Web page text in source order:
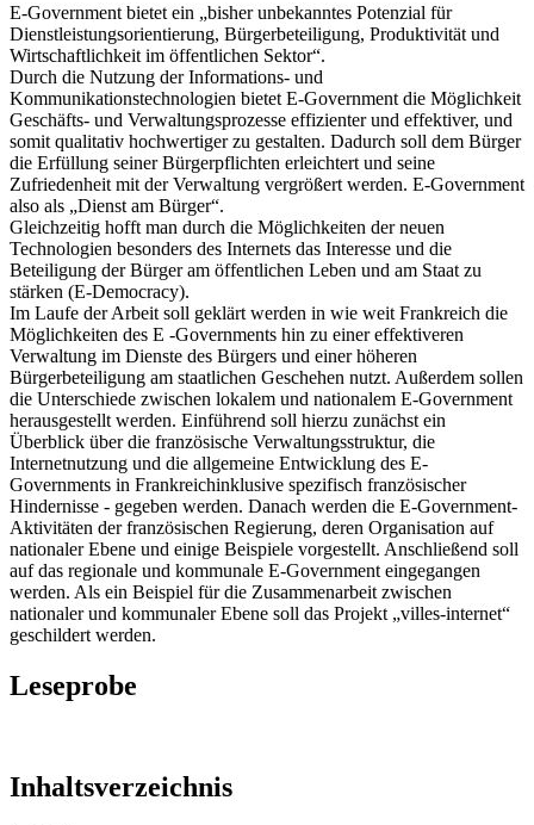
E-Government bietet ein „bisher unbekanntes Potenzial für
Dienstleistungsorientierung, Bürgerbeteiligung, Produktivität und
Wirtschaftlichkeit im öffentlichen Sektor“.
Durch die Nutzung der Informations- und
Kommunikationstechnologien bietet E-Government die Möglichkeit
Geschäfts- und Verwaltungsprozesse effizienter und effektiver, und
somit qualitativ hochwertiger zu gestalten. Dadurch soll dem Bürger
die Erfüllung seiner Bürgerpflichten erleichtert und seine
Zufriedenheit mit der Verwaltung vergrößert werden. E-Government
also als „Dienst am Bürger“.
Gleichzeitig hofft man durch die Möglichkeiten der neuen
Technologien besonders des Internets das Interesse und die
Beteiligung der Bürger am öffentlichen Leben und am Staat zu
stärken (E-Democracy).
Im Laufe der Arbeit soll geklärt werden in wie weit Frankreich die
Möglichkeiten des E -Governments hin zu einer effektiveren
Verwaltung im Dienste des Bürgers und einer höheren
Bürgerbeteiligung am staatlichen Geschehen nutzt. Außerdem sollen
die Unterschiede zwischen lokalem und nationalem E-Government
herausgestellt werden. Einführend soll hierzu zunächst ein
Überblick über die französische Verwaltungsstruktur, die
Internetnutzung und die allgemeine Entwicklung des E-
Governments in Frankreichinklusive spezifisch französischer
Hindernisse - gegeben werden. Danach werden die E-Government-
Aktivitäten der französischen Regierung, deren Organisation auf
nationaler Ebene und einige Beispiele vorgestellt. Anschließend soll
auf das regionale und kommunale E-Government eingegangen
werden. Als ein Beispiel für die Zusammenarbeit zwischen
nationaler und kommunaler Ebene soll das Projekt „villes-internet“
geschildert werden.
Leseprobe
Inhaltsverzeichnis